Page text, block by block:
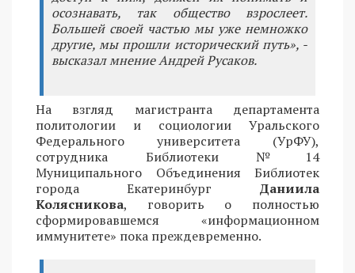
осознавать, так общество взрослеет.
Большей своей частью мы уже немножко
другие, мы прошли исторический путь», -
высказал мнение Андрей Русаков.
На взгляд магистранта департамента
политологии и социологии Уральского
Федерального университета (УрФУ),
сотрудника Библиотеки №14
Муниципального Объединения Библиотек
города Екатеринбург Даниила
Колясникова, говорить о полностью
сформировавшемся «информационном
иммунитете» пока преждевременно.